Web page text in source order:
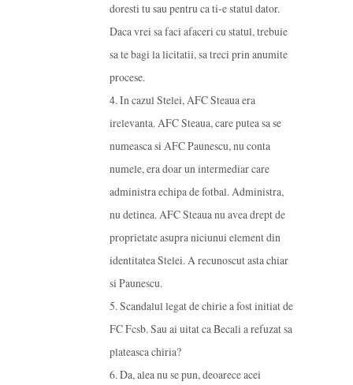
doresti tu sau pentru ca ti-e statul dator.
Daca vrei sa faci afaceri cu statul, trebuie
sa te bagi la licitatii, sa treci prin anumite
procese.
4. In cazul Stelei, AFC Steaua era
irelevanta. AFC Steaua, care putea sa se
numeasca si AFC Paunescu, nu conta
numele, era doar un intermediar care
administra echipa de fotbal. Administra,
nu detinea. AFC Steaua nu avea drept de
proprietate asupra niciunui element din
identitatea Stelei. A recunoscut asta chiar
si Paunescu.
5. Scandalul legat de chirie a fost initiat de
FC Fcsb. Sau ai uitat ca Becali a refuzat sa
plateasca chiria?
6. Da, alea nu se pun, deoarece acei